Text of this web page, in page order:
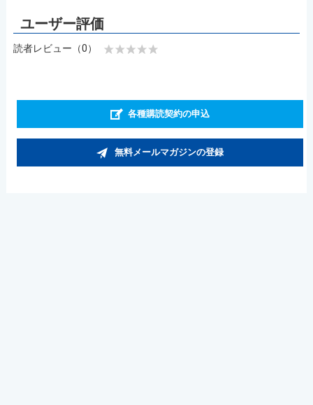
読者レビュー（0）
各種購読契約の申込
無料メールマガジンの登録